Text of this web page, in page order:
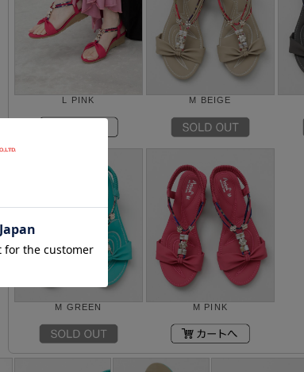
L PINK M BEIGE
M GREEN M PINK